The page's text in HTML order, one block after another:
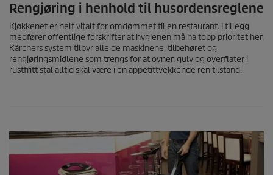
Rengjøring i henhold til husordensreglene
Kjøkkenet er helt vitalt for omdømmet til en restaurant. I tillegg
medfører offentlige forskrifter at hygienen må ha topp prioritet her.
Kärchers system tilbyr alle de maskinene, tilbehøret og
rengjøringsmidlene som trengs for at ovner, gulv og overflater i
rustfritt stål alltid skal være i en appetittvekkende ren tilstand.